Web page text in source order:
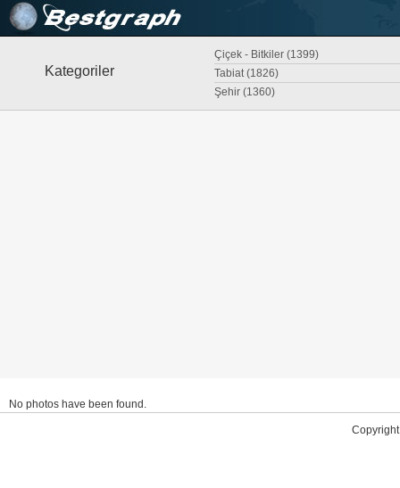
Kategoriler
Çiçek - Bitkiler (1399)
Tabiat (1826)
Şehir (1360)
No photos have been found.